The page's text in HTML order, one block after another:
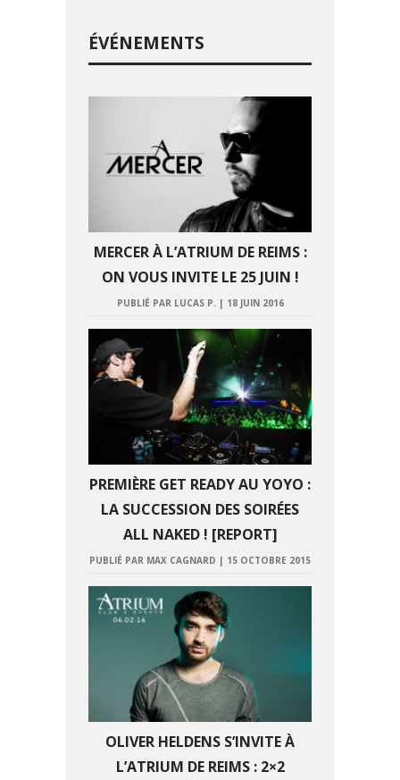
ÉVÉNEMENTS
MERCER À L’ATRIUM DE REIMS :
ON VOUS INVITE LE 25 JUIN !
PUBLIÉ PAR LUCAS P. | 18 JUIN 2016
PREMIÈRE GET READY AU YOYO :
LA SUCCESSION DES SOIRÉES
ALL NAKED ! [REPORT]
PUBLIÉ PAR MAX CAGNARD | 15 OCTOBRE 2015
OLIVER HELDENS S’INVITE À
L’ATRIUM DE REIMS : 2×2